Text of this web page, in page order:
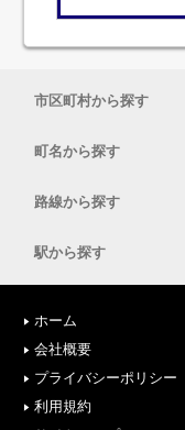
市区町村から探す
町名から探す
路線から探す
駅から探す
ホーム
会社概要
プライバシーポリシー
利用規約